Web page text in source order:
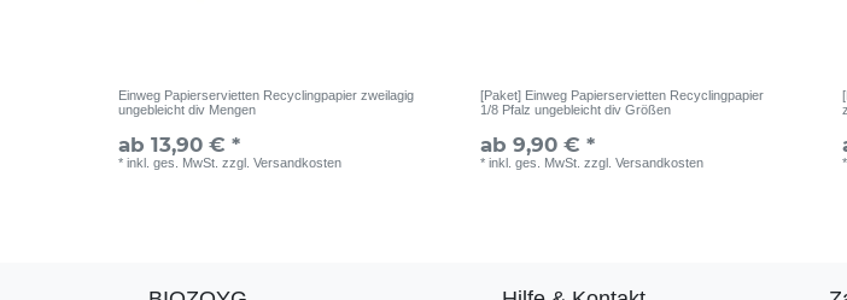
Einweg Papierservietten Recyclingpapier zweilagig
ungebleicht div Mengen
ab 13,90 € *
*inkl. ges. MwSt. zzgl.Versandkosten
[Paket] Einweg Papierservietten Recyclingpapier
1/8 Pfalz ungebleicht div Größen
ab 9,90 € *
*inkl. ges. MwSt. zzgl.Versandkosten